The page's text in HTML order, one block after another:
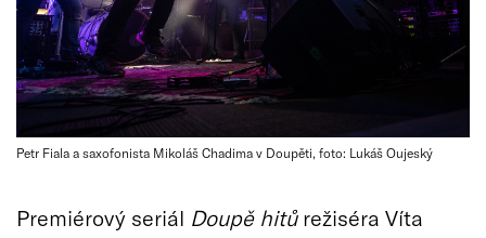
Petr Fiala a saxofonista Mikoláš Chadima v Doupěti, foto: Lukáš Oujeský
Premiérový seriál Doupě hitůrežiséra Víta